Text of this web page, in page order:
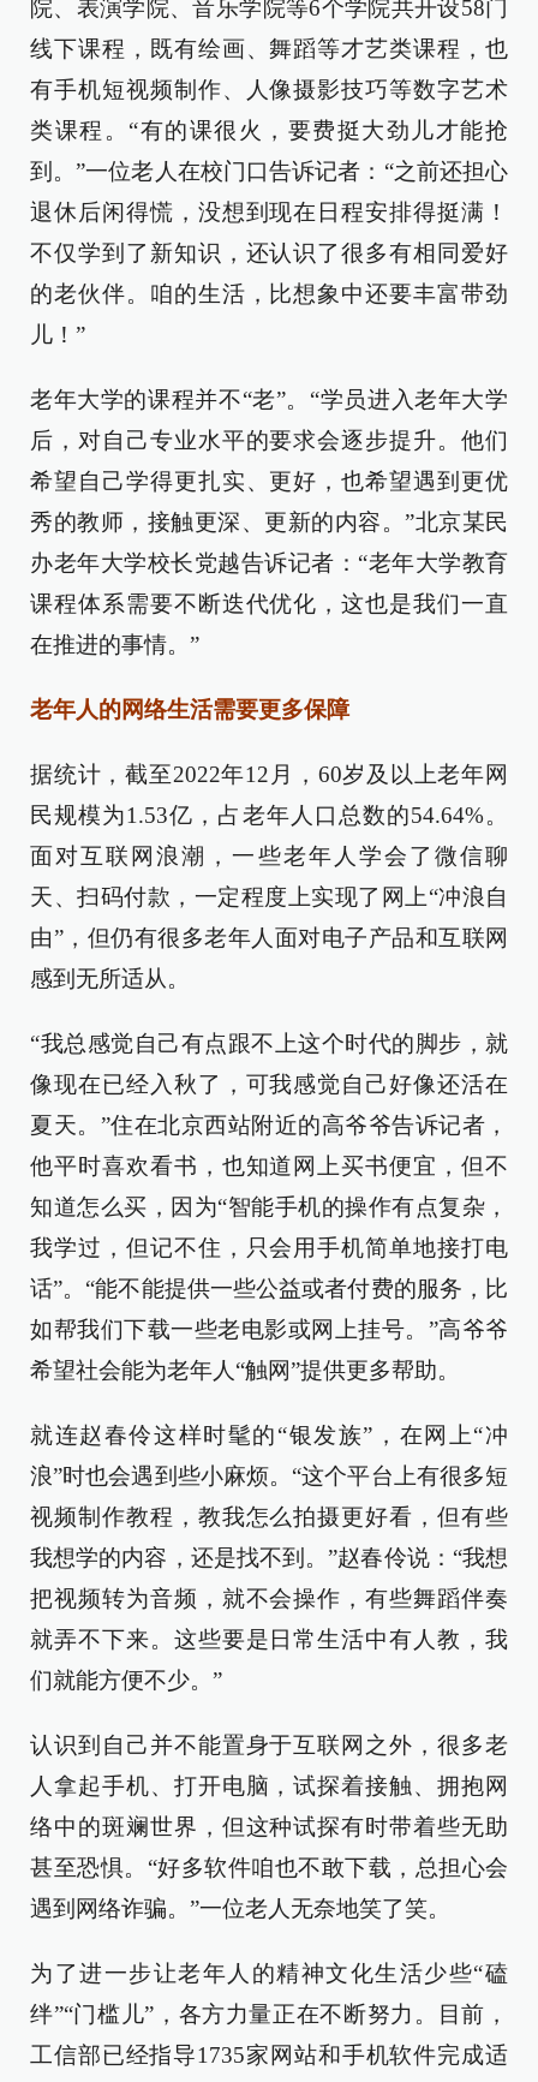
院、表演学院、音乐学院等6个学院共开设58门
线下课程，既有绘画、舞蹈等才艺类课程，也
有手机短视频制作、人像摄影技巧等数字艺术
类课程。“有的课很火，要费挺大劲儿才能抢
到。”一位老人在校门口告诉记者：“之前还担心
退休后闲得慌，没想到现在日程安排得挺满！
不仅学到了新知识，还认识了很多有相同爱好
的老伙伴。咱的生活，比想象中还要丰富带劲
儿！”
老年大学的课程并不“老”。“学员进入老年大学
后，对自己专业水平的要求会逐步提升。他们
希望自己学得更扎实、更好，也希望遇到更优
秀的教师，接触更深、更新的内容。”北京某民
办老年大学校长党越告诉记者：“老年大学教育
课程体系需要不断迭代优化，这也是我们一直
在推进的事情。”
老年人的网络生活需要更多保障
据统计，截至2022年12月，60岁及以上老年网
民规模为1.53亿，占老年人口总数的54.64%。
面对互联网浪潮，一些老年人学会了微信聊
天、扫码付款，一定程度上实现了网上“冲浪自
由”，但仍有很多老年人面对电子产品和互联网
感到无所适从。
“我总感觉自己有点跟不上这个时代的脚步，就
像现在已经入秋了，可我感觉自己好像还活在
夏天。”住在北京西站附近的高爷爷告诉记者，
他平时喜欢看书，也知道网上买书便宜，但不
知道怎么买，因为“智能手机的操作有点复杂，
我学过，但记不住，只会用手机简单地接打电
话”。“能不能提供一些公益或者付费的服务，比
如帮我们下载一些老电影或网上挂号。”高爷爷
希望社会能为老年人“触网”提供更多帮助。
就连赵春伶这样时髦的“银发族”，在网上“冲
浪”时也会遇到些小麻烦。“这个平台上有很多短
视频制作教程，教我怎么拍摄更好看，但有些
我想学的内容，还是找不到。”赵春伶说：“我想
把视频转为音频，就不会操作，有些舞蹈伴奏
就弄不下来。这些要是日常生活中有人教，我
们就能方便不少。”
认识到自己并不能置身于互联网之外，很多老
人拿起手机、打开电脑，试探着接触、拥抱网
络中的斑斓世界，但这种试探有时带着些无助
甚至恐惧。“好多软件咱也不敢下载，总担心会
遇到网络诈骗。”一位老人无奈地笑了笑。
为了进一步让老年人的精神文化生活少些“磕
绊”“门槛儿”，各方力量正在不断努力。目前，
工信部已经指导1735家网站和手机软件完成适